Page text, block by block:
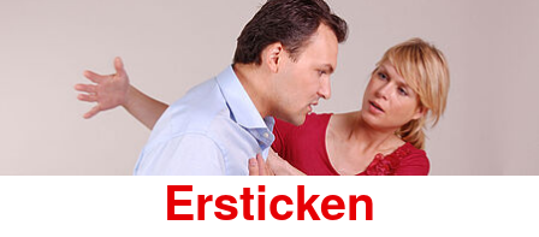
Ersticken